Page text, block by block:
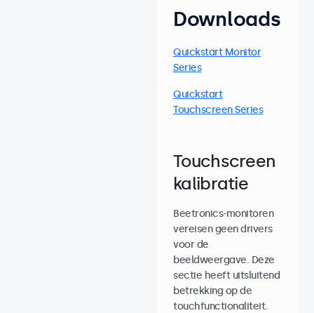
Downloads
Quickstart Monitor
Series
Quickstart
Touchscreen Series
Touchscreen
kalibratie
Beetronics-monitoren
vereisen geen drivers
voor de
beeldweergave. Deze
sectie heeft uitsluitend
betrekking op de
touchfunctionaliteit.